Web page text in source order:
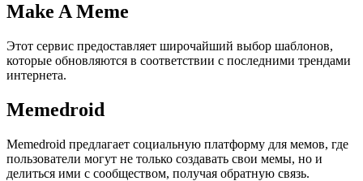
Make A Meme
Этот сервис предоставляет широчайший выбор шаблонов,
которые обновляются в соответствии с последними трендами
интернета.
Memedroid
Memedroid предлагает социальную платформу для мемов, где
пользователи могут не только создавать свои мемы, но и
делиться ими с сообществом, получая обратную связь.